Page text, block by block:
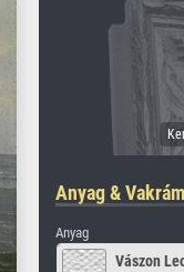
Anyag &
Anyag
Vászon